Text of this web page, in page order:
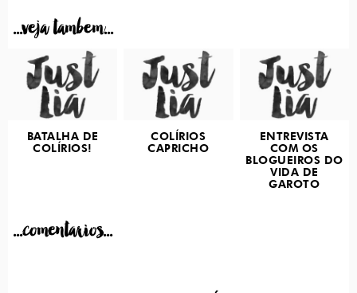
...veja tambem...
BATALHA DE
COLÍRIOS!
COLÍRIOS
CAPRICHO
ENTREVISTA
COM OS
BLOGUEIROS DO
VIDA DE
GAROTO
...comentarios...